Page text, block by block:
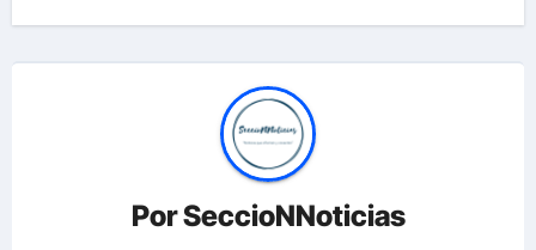
PorSeccioNNoticias